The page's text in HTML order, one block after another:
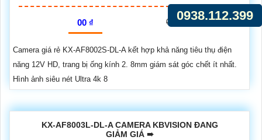
00 ₫ 00 ₫
Camera giá rẻ KX-AF8002S-DL-A kết hợp khả năng tiêu thụ điện
năng 12V HD, trang bị ống kính 2. 8mm giám sát góc chết ít nhất.
Hình ảnh siêu nét Ultra 4k 8
KX-AF8003L-DL-A CAMERA KBVISION ĐANG
GIẢM GIÁ ➠
0938.112.399